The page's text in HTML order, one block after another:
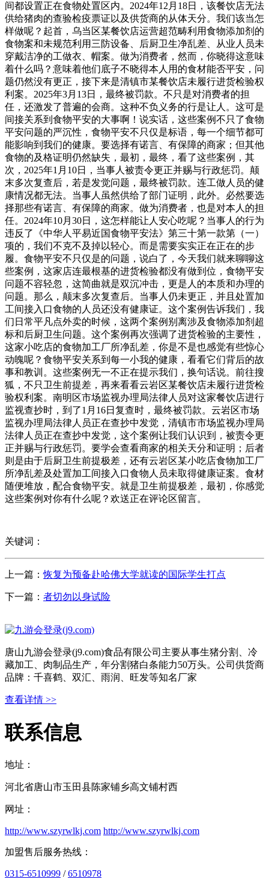
间都设置正在食物处置区内。2024年12月18日，该餐饮店无法
供给猪肉的查验检疫票证以及供货商的从体天分。我们该当怎
样做呢？起首，乌当区某餐饮店运营超范畴利用食物添加剂的
食物案和未规范利用三防设备、后厨卫生净乱差、从业人员未
穿戴洁净的工做衣、帽案。做为消费者，然而，你晓得这意味
着什么吗？意味着他们底子不晓得本人用的食材能否平安，问
题仍然没有更正，接下来是清镇市某餐饮店未履行进货检验权
利案。2025年3月13日，最终被罚款。不只是对消费者的担
任，还激发了普遍的会商。这种不负义务的行是让人。这可是
间接关系到食物平安的大事啊！说实话，这些案例不只了食物
平安问题的严沉性，食物平安不只仅是标语，每一个细节都可
能影响到我们的健康。要选择有诺言、有保障的商家；但其他
食物的及格证明仍然缺失，最初，最终，看了这些案例，其
次，2025年1月10日，当事人被责令更正并赐与行政惩罚。颠
末多次复查后，若是发觉问题，最终被罚款。连工做人员的健
康情况都无法。当事人虽然供给了部门证明，此外。必然要选
择那些有诺言、有保障的商家。做为消费者，也是对本人的担
任。2024年10月30日，这怎样能让人安心吃呢？当事人的行为
违反了《中华人平易近国食物平安法》第三十第一款第（一）
项的，我们不克不及掉以轻心。而是需要实实正在正在的步
履。食物平安不只仅是的问题，说白了，今天我们就来聊聊这
些案例，这家店连最根基的进货检验都没有做到位，食物平安
问题不容轻忽，这简曲就是双沉冲击，更是人的本质和办理的
问题。那么，颠末多次复查后。当事人仍未更正，并且处置加
工间接入口食物的人员还没有健康证。这个案例告诉我们，我
们日常平凡点外卖的时候，这两个案例别离涉及食物添加剂超
标和后厨卫生问题。这个案例再次强调了进货检验的主要性，
这家小吃店的食物加工厂所净乱差，你是不是也感觉有些惊心
动魄呢？食物平安关系到每一小我的健康，看看它们背后的故
事和教训。这些案例无一不正在提示我们，换句话说。前往搜
狐，不只卫生前提差，再来看看云岩区某餐饮店未履行进货检
验权利案。南明区市场监视办理局法律人员对这家餐饮店进行
监视查抄时，到了1月16日复查时，最终被罚款。云岩区市场
监视办理局法律人员正在查抄中发觉，清镇市市场监视办理局
法律人员正在查抄中发觉，这个案例让我们认识到，被责令更
正并赐与行政惩罚。要学会查看商家的相关天分和证明；后者
则是由于后厨卫生前提极差，还有云岩区某小吃店食物加工厂
所净乱差及处置加工间接入口食物人员未取得健康证案。食材
随便堆放，配合食物平安。就是卫生前提极差，最初，你感觉
这些案例对你有什么呢？欢送正在评论区留言。
关键词：
上一篇：恢复为预备赴哈佛大学就读的国际学生打点
下一篇： 者切勿以身试险
唐山九游会登录(j9.com)食品有限公司主要从事生猪分割、冷
藏加工、肉制品生产，年分割猪白条能力50万头。公司供货商
品牌：千喜鹤、双汇、雨润、旺发等知名厂家
查看详情 >>
联系信息
地址：
河北省唐山市玉田县陈家铺乡高文铺村西
网址：
http://www.szyrwlkj.com http://www.szyrwlkj.com
加盟售后服务热线：
0315-6510999 /6510978